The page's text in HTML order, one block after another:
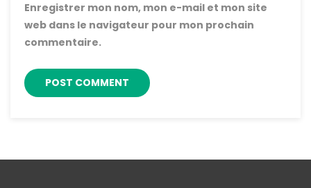
Enregistrer mon nom, mon e-mail et mon site
web dans le navigateur pour mon prochain
commentaire.